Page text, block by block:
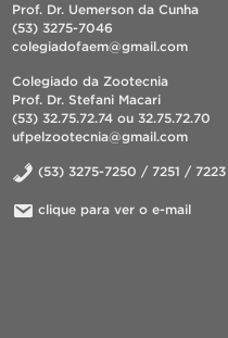
Prof. Dr. Uemerson da Cunha
(53) 3275-7046
colegiadofaem@gmail.com
Colegiado da Zootecnia
Prof. Dr. Stefani Macari
(53) 32.75.72.74 ou 32.75.72.70
ufpelzootecnia@gmail.com
(53) 3275-7250 / 7251 / 7223
clique para ver o e-mail